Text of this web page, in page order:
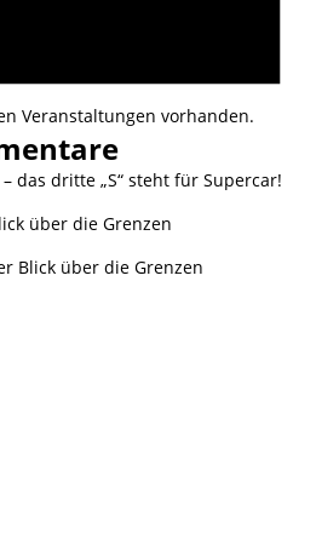
Veranstaltungen vorhanden.
das dritte „S“ steht für Supercar!
über die Grenzen
Blick über die Grenzen